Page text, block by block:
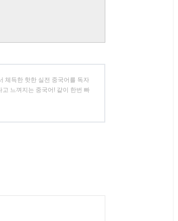
체득한 핫한 실전 중국어를 독자
느껴지는 중국어! 같이 한번 빠